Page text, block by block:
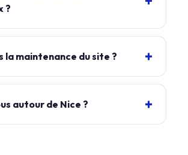
?
la maintenance du site ?
autour de Nice ?